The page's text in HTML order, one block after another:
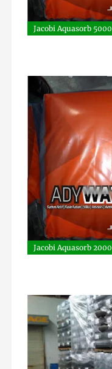
Jacobi Aquasorb 5000
Jacobi Aquasorb 2000